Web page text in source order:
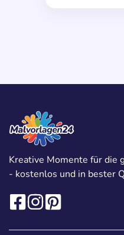
Kreative Momente für die
- kostenlos und in bester